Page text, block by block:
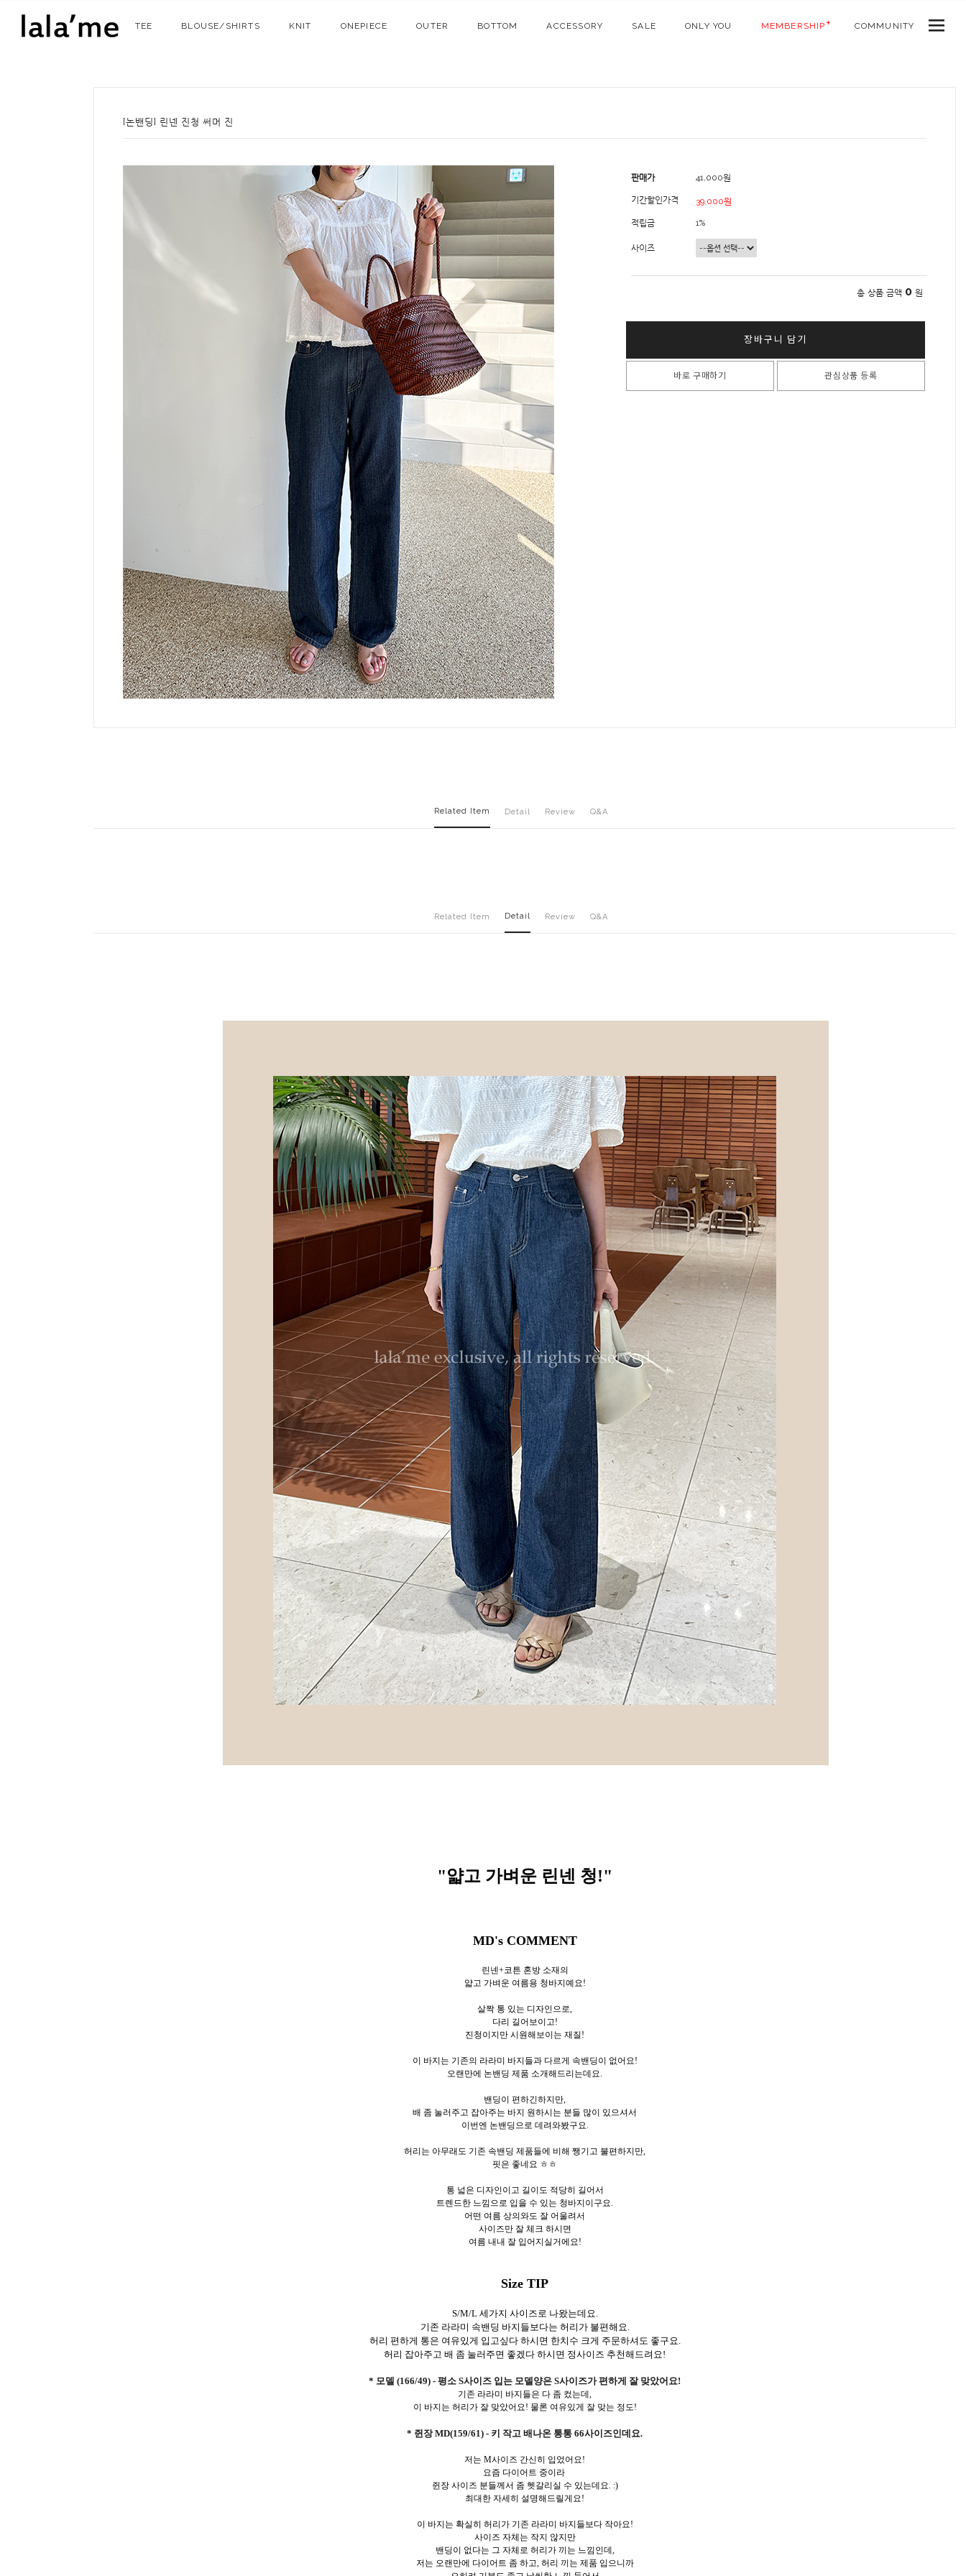
TEE BLOUSE/SHIRTS KNIT ONEPIECE OUTER BOTTOM ACCESSORY SALE ONLY YOU MEMBERSHIP COMMUNITY
[논밴딩] 린넨 진청 써머 진
판매가 41,000원
기간할인가격 39,000원
적립금 1%
사이즈
총 상품 금액 0 원
장바구니 담기
바로 구매하기 관심상품 등록
Related Item Detail Review Q&A
Related Item Detail Review Q&A
"얇고 가벼운 린넨 청!"
MD's COMMENT
린넨+코튼 혼방 소재의
얇고 가벼운 여름용 청바지예요!
살짝 통 있는 디자인으로,
다리 길어보이고!
진청이지만 시원해보이는 재질!
이 바지는 기존의 라라미 바지들과 다르게 속밴딩이 없어요!
오랜만에 논밴딩 제품 소개해드리는데요.
밴딩이 편하긴하지만,
배 좀 눌러주고 잡아주는 바지 원하시는 분들 많이 있으셔서
이번엔 논밴딩으로 데려와봤구요.
허리는 아무래도 기존 속밴딩 제품들에 비해 쨍기고 불편하지만,
핏은 좋네요 ㅎㅎ
통 넓은 디자인이고 길이도 적당히 길어서
트렌드한 느낌으로 입을 수 있는 청바지이구요.
어떤 여름 상의와도 잘 어울려서
사이즈만 잘 체크 하시면
여름 내내 잘 입어지실거에요!
Size TIP
S/M/L 세가지 사이즈로 나왔는데요.
기존 라라미 속밴딩 바지들보다는 허리가 불편해요.
허리 편하게 통은 여유있게 입고싶다 하시면 한치수 크게 주문하셔도 좋구요.
허리 잡아주고 배 좀 눌러주면 좋겠다 하시면 정사이즈 추천해드려요!
* 모델 (166/49) - 평소 S사이즈 입는 모델양은 S사이즈가 편하게 잘 맞았어요!
기존 라라미 바지들은 다 좀 컸는데,
이 바지는 허리가 잘 맞았어요! 물론 여유있게 잘 맞는 정도!
* 쥔장 MD(159/61) - 키 작고 배나온 통통 66사이즈인데요.
저는 M사이즈 간신히 입었어요!
요즘 다이어트 중이라
쥔장 사이즈 분들께서 좀 헷갈리실 수 있는데요. :)
최대한 자세히 설명해드릴게요!
이 바지는 확실히 허리가 기존 라라미 바지들보다 작아요!
사이즈 자체는 작지 않지만
밴딩이 없다는 그 자체로 허리가 끼는 느낌인데,
저는 오랜만에 다이어트 좀 하고, 허리 끼는 제품 입으니까